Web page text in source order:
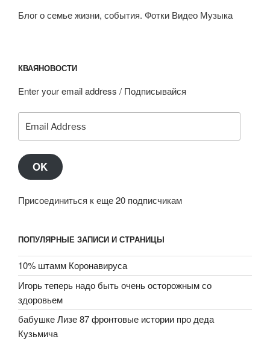
Блог о семье жизни, события. Фотки Видео Музыка
КВАЯНОВОСТИ
Enter your email address / Подписывайся
Address
OK
Присоединиться к еще 20 подписчикам
ПОПУЛЯРНЫЕ ЗАПИСИ И СТРАНИЦЫ
10% штамм Коронавируса
Игорь теперь надо быть очень осторожным со
здоровьем
бабушке Лизе 87 фронтовые истории про деда
Кузьмича